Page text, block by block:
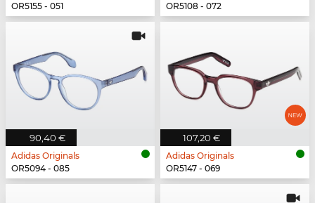
OR5155 - 051
OR5108 - 072
90,40 €
Adidas Originals
OR5094 - 085
107,20 €
Adidas Originals
OR5147 - 069